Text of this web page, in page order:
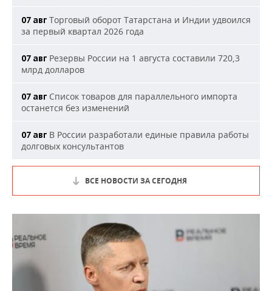
07 авг Торговый оборот Татарстана и Индии удвоился
за первый квартал 2026 года
07 авг Резервы России на 1 августа составили 720,3
млрд долларов
07 авг Список товаров для параллельного импорта
останется без изменений
07 авг В России разработали единые правила работы
долговых консультантов
ВСЕ НОВОСТИ ЗА СЕГОДНЯ